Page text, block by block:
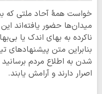
خواست همۀ آحاد ملتی که
میدان‌ها حضور یافته‌اند
ناکرده به بهای اندک یا
بنابراین متن پیشنهادهای
شدن به اطلاع مردم
اصرار دارند و آرامش یابند.